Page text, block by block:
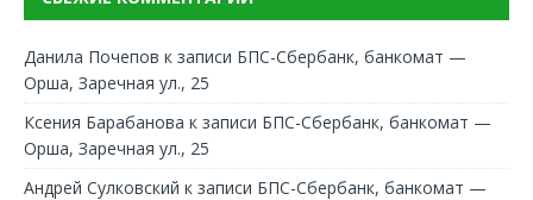
Данила Почепов к записи БПС-Сбербанк, банкомат —
Орша, Заречная ул., 25
Ксения Барабанова к записи БПС-Сбербанк, банкомат —
Орша, Заречная ул., 25
Андрей Сулковский к записи БПС-Сбербанк, банкомат —